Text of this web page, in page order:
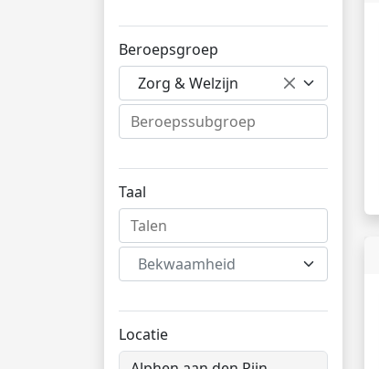
Beroepsgroep
Zorg & Welzijn
Taal
Bekwaamheid
Locatie